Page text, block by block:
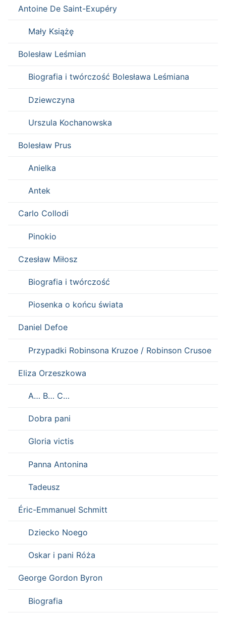
Antoine De Saint-Exupéry
Mały Książę
Bolesław Leśmian
Biografia i twórczość Bolesława Leśmiana
Dziewczyna
Urszula Kochanowska
Bolesław Prus
Anielka
Antek
Carlo Collodi
Pinokio
Czesław Miłosz
Biografia i twórczość
Piosenka o końcu świata
Daniel Defoe
Przypadki Robinsona Kruzoe / Robinson Crusoe
Eliza Orzeszkowa
A… B… C…
Dobra pani
Gloria victis
Panna Antonina
Tadeusz
Éric-Emmanuel Schmitt
Dziecko Noego
Oskar i pani Róża
George Gordon Byron
Biografia